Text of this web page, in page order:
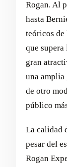
Rogan. Al
hasta
teóricos de
que
gran
una amplia
de otro
público
La calidad
pesar del
Rogan